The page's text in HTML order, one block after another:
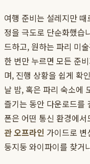
여행 준비는 설레지만
정을 극도로 단순화했습
드하고, 원하는 파리 미
한 번만 누르면 모든 준
며, 진행 상황을 쉽게 확
날 밤, 혹은 파리 숙소에
즐기는 동안 다운로드를
폰은 어떤 통신 환경에
관 오프라인 가이드로
둥지둥 와이파이를 찾거